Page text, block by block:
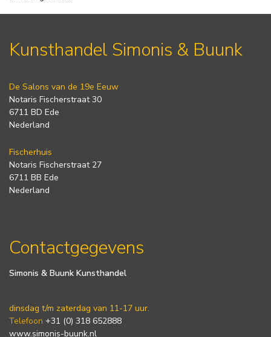
Kunsthandel Simonis & Buunk
De Salons van de 19e Eeuw
Notaris Fischerstraat 30
6711 BD Ede
Nederland
Fischerhuis
Notaris Fischerstraat 27
6711 BB Ede
Nederland
Contactgegevens
Simonis & Buunk Kunsthandel
dinsdag t/m zaterdag van 11-17 uur.
Telefoon +31 (0) 318 652888
www.simonis-buunk.nl